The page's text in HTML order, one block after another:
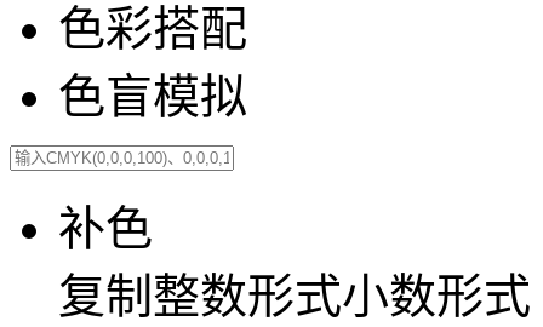
色彩搭配
色盲模拟
补色
复制 整数形式小数形式